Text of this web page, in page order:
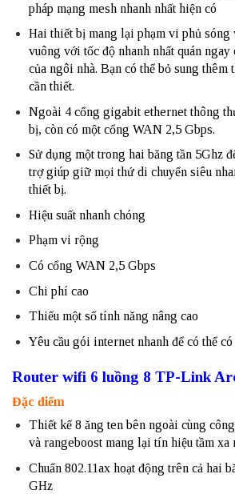
pháp mạng mesh nhanh nhất hiện có
Hai thiết bị mang lại phạm vi phủ
vuông với tốc độ nhanh nhất quán ngay
của ngôi nhà. Bạn có thể bỏ sung thêm
cần thiết.
Ngoài 4 cổng gigabit ethernet thông
bị, còn có một cổng WAN 2,5 Gbps.
Sử dụng một trong hai băng tần 5Ghz
trợ giúp giữ mọi thứ di chuyển siêu
thiết bị.
Hiệu suất nhanh chóng
Phạm vi rộng
Có cổng WAN 2,5 Gbps
Chi phí cao
Thiếu một số tính năng nâng cao
Yêu cầu gói internet nhanh để có thể
Router wifi 6 luồng 8 TP-Link
Đặc điểm
Thiết kế 8 ăng ten bên ngoài cùng
và rangeboost mang lại tín hiệu tầm xa
Chuẩn 802.11ax hoạt động trên cả hai
GHz